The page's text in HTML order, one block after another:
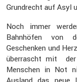
Grund­recht auf Asyl
Noch immer
Bahnhöfen von
Geschenken und
überrascht mit der
Menschen in Not